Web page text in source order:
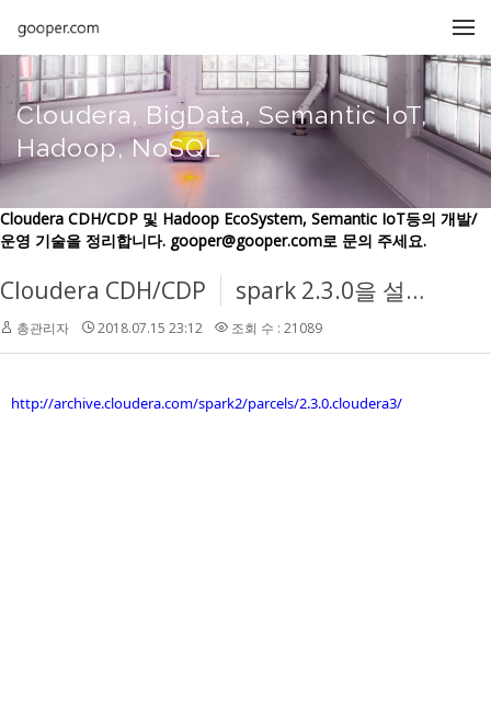
Cloudera, BigData, Semantic IoT,
Hadoop, NoSQL
Cloudera CDH/CDP 및 Hadoop EcoSystem, Semantic IoT등의 개발/
운영 기술을 정리합니다. gooper@gooper.com로 문의 주세요.
Cloudera CDH/CDP spark 2.3.0을 설치하가 위해서 parcel에 다음 url을 입력한다.
총관리자 2018.07.15 23:12 조회 수 : 21089
http://archive.cloudera.com/spark2/parcels/2.3.0.cloudera3/